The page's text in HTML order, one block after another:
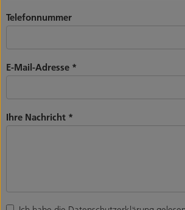
Telefonnummer
E-Mail-Adresse *
Ihre Nachricht *